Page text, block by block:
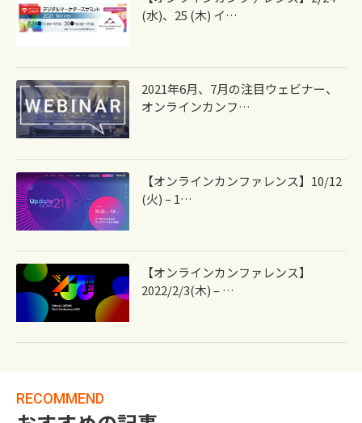
(水)、25 (木) イ…
2021年6月、7月の注目ウェビナー、
オンラインカンフ…
【オンラインカンファレンス】10/12
(火) – 1…
【オンラインカンファレンス】
2022/2/3(木) – …
RECOMMEND